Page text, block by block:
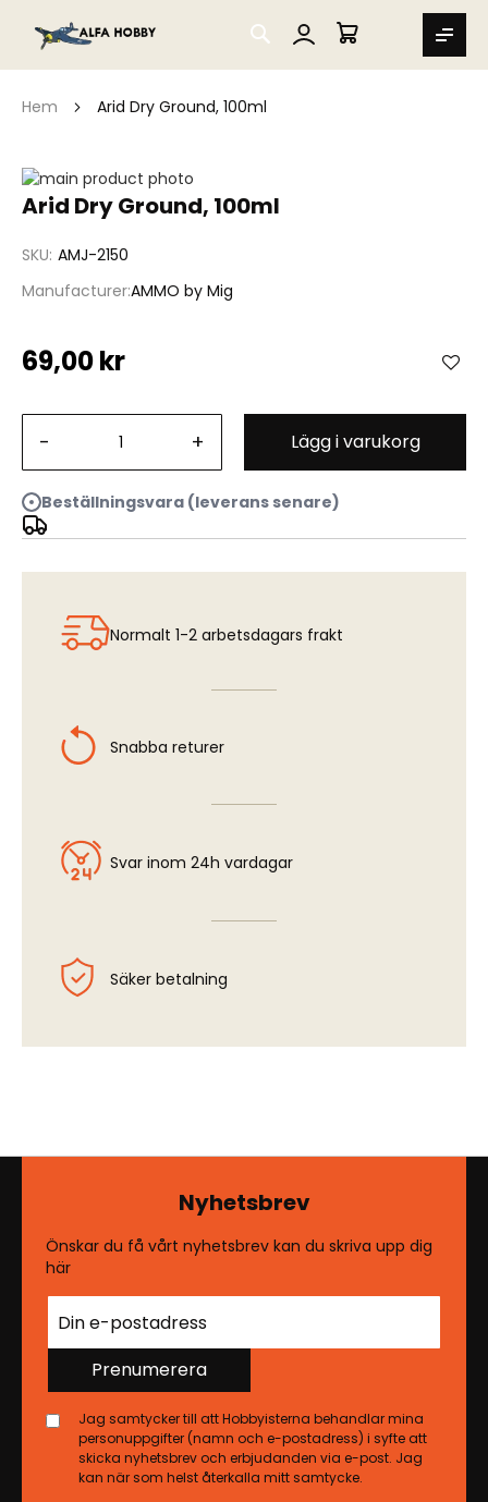
SEARCH
MIN VARUKORG
Hem Arid Dry Ground, 100ml
Arid Dry Ground, 100ml
SKU AMJ-2150
ManufacturerAMMO by Mig
69,00 kr
- + Lägg i varukorg
Beställningsvara (leverans senare)
Hoppa
till
bildgalleriet
Hoppa
av
bildgalleriet
Normalt 1-2 arbetsdagars frakt
Snabba returer
Svar inom 24h vardagar
Säker betalning
Nyhetsbrev
Önskar du få vårt nyhetsbrev kan du skriva upp dig
här
Prenumerera
Jag samtycker till att Hobbyisterna behandlar mina
personuppgifter (namn och e-postadress) i syfte att
skicka nyhetsbrev och erbjudanden via e-post. Jag
kan när som helst återkalla mitt samtycke.